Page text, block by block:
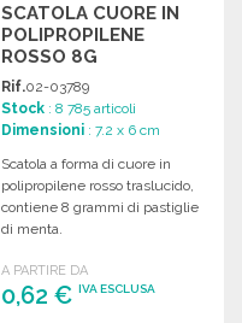
SCATOLA CUORE IN
POLIPROPILENE
ROSSO 8G
Rif.02-03789
Stock : 8 785 articoli
Dimensioni : 7.2 x 6 cm
Scatola a forma di cuore in
polipropilene rosso traslucido,
contiene 8 grammi di pastiglie
di menta.
A PARTIRE DA
0,62 €IVA ESCLUSA